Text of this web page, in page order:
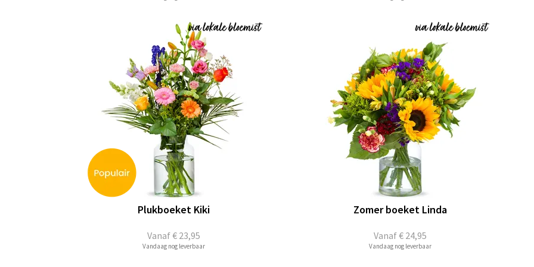
Vanaf€ 23,95
Plukboeket Kiki
Vandaag nog leverbaar
Vanaf€ 24,95
Zomer boeket Linda
Vandaag nog leverbaar